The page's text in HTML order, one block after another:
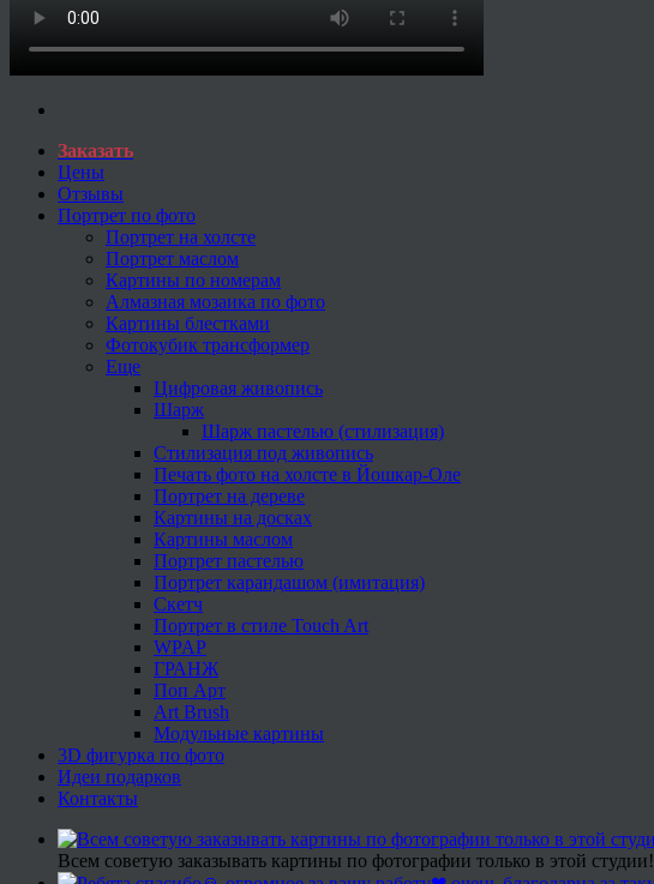
Заказать
Цены
Отзывы
Портрет по фото
Портрет на холсте
Портрет маслом
Картины по номерам
Алмазная мозаика по фото
Картины блестками
Фотокубик трансформер
Еще
Цифровая живопись
Шарж
Шарж пастелью (стилизация)
Стилизация под живопись
Печать фото на холсте в Йошкар-Оле
Портрет на дереве
Картины на досках
Картины маслом
Портрет пастелью
Портрет карандашом (имитация)
Скетч
Портрет в стиле Touch Art
WPAP
ГРАНЖ
Поп Арт
Art Brush
Модульные картины
3D фигурка по фото
Идеи подарков
Контакты
Всем советую заказывать картины по фотографии только в этой студии!